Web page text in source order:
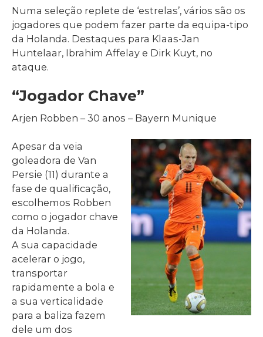
Numa seleção replete de ‘estrelas’, vários são os
jogadores que podem fazer parte da equipa-tipo
da Holanda. Destaques para Klaas-Jan
Huntelaar, Ibrahim Affelay e Dirk Kuyt, no
ataque.
“Jogador Chave”
Arjen Robben – 30 anos – Bayern Munique
Apesar da veia
goleadora de Van
Persie (11) durante a
fase de qualificação,
escolhemos Robben
como o jogador chave
da Holanda.
A sua capacidade
acelerar o jogo,
transportar
rapidamente a bola e
a sua verticalidade
para a baliza fazem
dele um dos